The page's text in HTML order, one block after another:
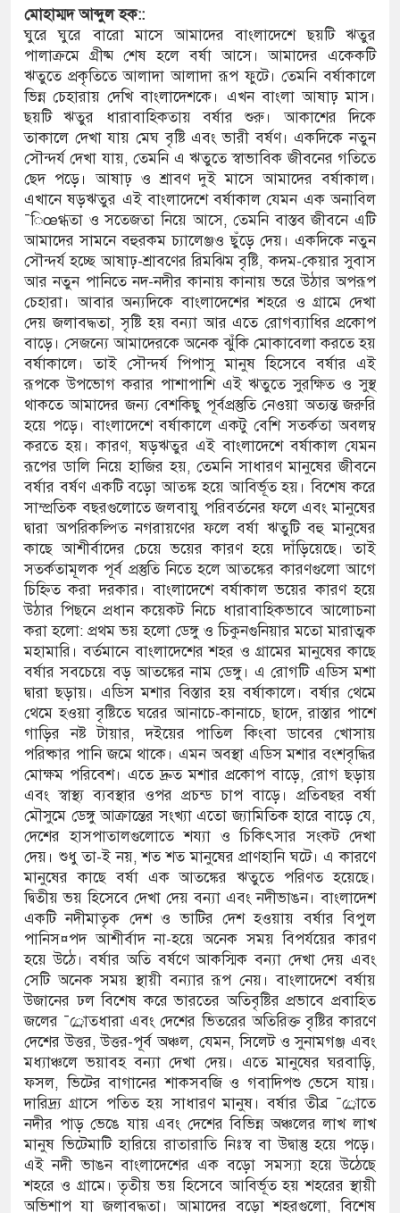
অনিশ্চয়তায় হাওরের শত শত শিক্ষার্থীর
রফিকুল ইসলামের প্রতিপক্ষের সব অভিযোগ
দিবস
চুলা জ্বলে না, পাম্পে দীর্ঘ লাইন
নিয়েছে দালাল চক্র
সম্প্রসারিত প্রশাসনিক ভবনের উদ্বোধন
চালানোর মুরোদ আওয়ামী লীগের নেই :
আইনে মামলা: নাদের, পলিন, রিপন-
বুথ ও সেল্ফ সার্ভিস সেন্টারের উদ্বোধন
জেলা প্রশাসন
মোহাম্মদ আব্দুল হক::
ঘুরে ঘুরে বারো মাসে আমাদের বাংলাদেশে ছয়টি ঋতুর
পালাক্রমে গ্রীষ্ম শেষ হলে বর্ষা আসে। আমাদের একেকটি
ঋতুতে প্রকৃতিতে আলাদা আলাদা রূপ ফুটে। তেমনি বর্ষাকালে
ভিন্ন চেহারায় দেখি বাংলাদেশকে। এখন বাংলা আষাঢ় মাস।
ছয়টি ঋতুর ধারাবাহিকতায় বর্ষার শুরু। আকাশের দিকে
তাকালে দেখা যায় মেঘ বৃষ্টি এবং ভারী বর্ষণ। একদিকে নতুন
সৌন্দর্য দেখা যায়, তেমনি এ ঋতুতে স্বাভাবিক জীবনের গতিতে
ছেদ পড়ে। আষাঢ় ও শ্রাবণ দুই মাসে আমাদের বর্ষাকাল।
এখানে ষড়ঋতুর এই বাংলাদেশে বর্ষাকাল যেমন এক অনাবিল
¯িœগ্ধতা ও সতেজতা নিয়ে আসে, তেমনি বাস্তব জীবনে এটি
আমাদের সামনে বহুরকম চ্যালেঞ্জও ছুঁড়ে দেয়। একদিকে নতুন
সৌন্দর্য হচ্ছে আষাঢ়-শ্রাবণের রিমঝিম বৃষ্টি, কদম-কেয়ার সুবাস
আর নতুন পানিতে নদ-নদীর কানায় কানায় ভরে উঠার অপরূপ
চেহারা। আবার অন্যদিকে বাংলাদেশের শহরে ও গ্রামে দেখা
দেয় জলাবদ্ধতা, সৃষ্টি হয় বন্যা আর এতে রোগব্যাধির প্রকোপ
বাড়ে। সেজন্যে আমাদেরকে অনেক ঝুঁকি মোকাবেলা করতে হয়
বর্ষাকালে। তাই সৌন্দর্য পিপাসু মানুষ হিসেবে বর্ষার এই
রূপকে উপভোগ করার পাশাপাশি এই ঋতুতে সুরক্ষিত ও সুস্থ
থাকতে আমাদের জন্য বেশকিছু পূর্বপ্রস্তুতি নেওয়া অত্যন্ত জরুরি
হয়ে পড়ে। বাংলাদেশে বর্ষাকালে একটু বেশি সতর্কতা অবলম্ব
করতে হয়। কারণ, ষড়ঋতুর এই বাংলাদেশে বর্ষাকাল যেমন
রূপের ডালি নিয়ে হাজির হয়, তেমনি সাধারণ মানুষের জীবনে
বর্ষার বর্ষণ একটি বড়ো আতঙ্ক হয়ে আবির্ভূত হয়। বিশেষ করে
সাম্প্রতিক বছরগুলোতে জলবায়ু পরিবর্তনের ফলে এবং মানুষের
দ্বারা অপরিকল্পিত নগরায়ণের ফলে বর্ষা ঋতুটি বহু মানুষের
কাছে আশীর্বাদের চেয়ে ভয়ের কারণ হয়ে দাঁড়িয়েছে। তাই
সতর্কতামূলক পূর্ব প্রস্তুতি নিতে হলে আতঙ্কের কারণগুলো আগে
চিহ্নিত করা দরকার। বাংলাদেশে বর্ষাকাল ভয়ের কারণ হয়ে
উঠার পিছনে প্রধান কয়েকট নিচে ধারাবাহিকভাবে আলোচনা
করা হলো: প্রথম ভয় হলো ডেঙ্গু ও চিকুনগুনিয়ার মতো মারাত্মক
মহামারি। বর্তমানে বাংলাদেশের শহর ও গ্রামের মানুষের কাছে
বর্ষার সবচেয়ে বড় আতঙ্কের নাম ডেঙ্গু। এ রোগটি এডিস মশা
দ্বারা ছড়ায়। এডিস মশার বিস্তার হয় বর্ষাকালে। বর্ষার থেমে
থেমে হওয়া বৃষ্টিতে ঘরের আনাচে-কানাচে, ছাদে, রাস্তার পাশে
গাড়ির নষ্ট টায়ার, দইয়ের পাতিল কিংবা ডাবের খোসায়
পরিষ্কার পানি জমে থাকে। এমন অবস্থা এডিস মশার বংশবৃদ্ধির
মোক্ষম পরিবেশ। এতে দ্রুত মশার প্রকোপ বাড়ে, রোগ ছড়ায়
এবং স্বাস্থ্য ব্যবস্থার ওপর প্রচন্ড চাপ বাড়ে। প্রতিবছর বর্ষা
মৌসুমে ডেঙ্গু আক্রান্তের সংখ্যা এতো জ্যামিতিক হারে বাড়ে যে,
দেশের হাসপাতালগুলোতে শয্যা ও চিকিৎসার সংকট দেখা
দেয়। শুধু তা-ই নয়, শত শত মানুষের প্রাণহানি ঘটে। এ কারণে
মানুষের কাছে বর্ষা এক আতঙ্কের ঋতুতে পরিণত হয়েছে।
দ্বিতীয় ভয় হিসেবে দেখা দেয় বন্যা এবং নদীভাঙন। বাংলাদেশ
একটি নদীমাতৃক দেশ ও ভাটির দেশ হওয়ায় বর্ষার বিপুল
পানিস¤পদ আশীর্বাদ না-হয়ে অনেক সময় বিপর্যয়ের কারণ
হয়ে উঠে। বর্ষার অতি বর্ষণে আকস্মিক বন্যা দেখা দেয় এবং
সেটি অনেক সময় স্থায়ী বন্যার রূপ নেয়। বাংলাদেশে বর্ষায়
উজানের ঢল বিশেষ করে ভারতের অতিবৃষ্টির প্রভাবে প্রবাহিত
জলের ¯্রােতধারা এবং দেশের ভিতরের অতিরিক্ত বৃষ্টির কারণে
দেশের উত্তর, উত্তর-পূর্ব অঞ্চল, যেমন, সিলেট ও সুনামগঞ্জ এবং
মধ্যাঞ্চলে ভয়াবহ বন্যা দেখা দেয়। এতে মানুষের ঘরবাড়ি,
ফসল, ভিটের বাগানের শাকসবজি ও গবাদিপশু ভেসে যায়।
দারিদ্র্য গ্রাসে পতিত হয় সাধারণ মানুষ। বর্ষার তীব্র ¯্রােতে
নদীর পাড় ভেঙে যায় এবং দেশের বিভিন্ন অঞ্চলের লাখ লাখ
মানুষ ভিটেমাটি হারিয়ে রাতারাতি নিঃস্ব বা উদ্বাস্তু হয়ে পড়ে।
এই নদী ভাঙন বাংলাদেশের এক বড়ো সমস্যা হয়ে উঠেছে
শহরে ও গ্রামে। তৃতীয় ভয় হিসেবে আবির্ভূত হয় শহরের স্থায়ী
অভিশাপ যা জলাবদ্ধতা। আমাদের বড়ো শহরগুলো, বিশেষ